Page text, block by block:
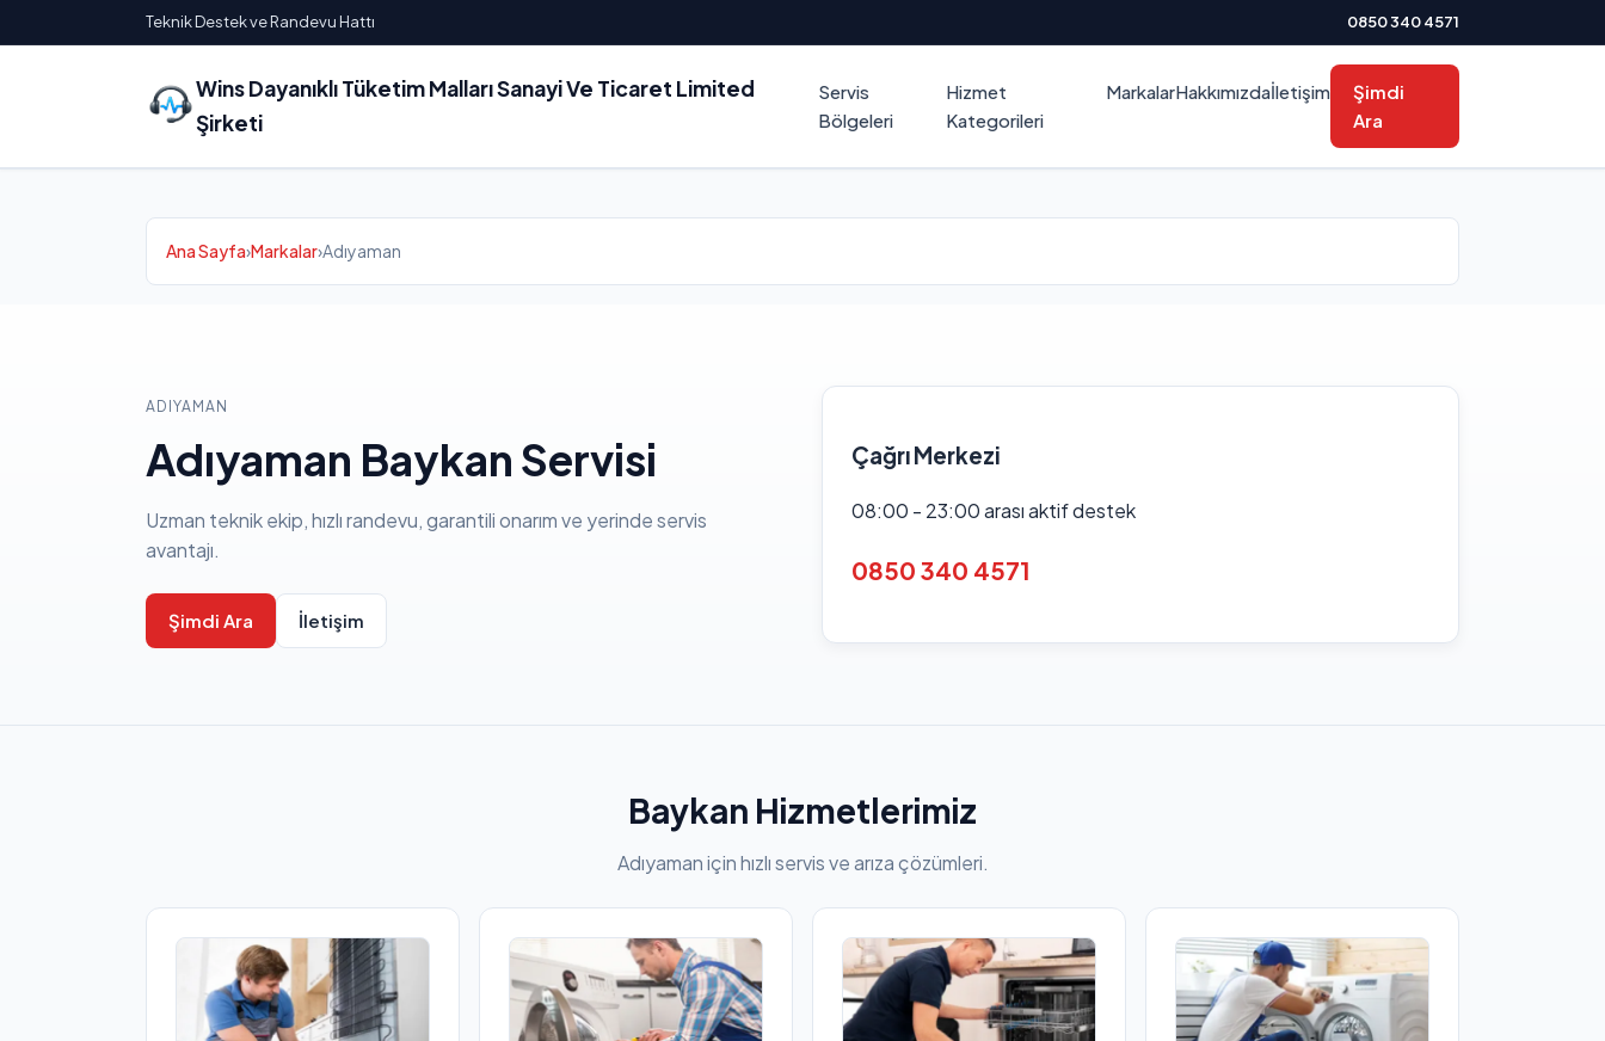
Teknik Destek ve Randevu Hattı 0850 340 4571
Wins Dayanıklı Tüketim Malları Sanayi Ve Ticaret Limited
Şirketi
Servis
Bölgeleri
Hizmet
Kategorileri
MarkalarHakkımızdaİletişim
Şimdi
Ara
Ana Sayfa›Markalar›Adıyaman
ADIYAMAN
Adıyaman Baykan Servisi
Uzman teknik ekip, hızlı randevu, garantili onarım ve yerinde servis
avantajı.
Şimdi Ara İletişim
Çağrı Merkezi
08:00 - 23:00 arası aktif destek
0850 340 4571
Baykan Hizmetlerimiz
Adıyaman için hızlı servis ve arıza çözümleri.